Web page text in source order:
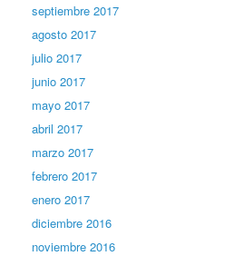
septiembre 2017
agosto 2017
julio 2017
junio 2017
mayo 2017
abril 2017
marzo 2017
febrero 2017
enero 2017
diciembre 2016
noviembre 2016